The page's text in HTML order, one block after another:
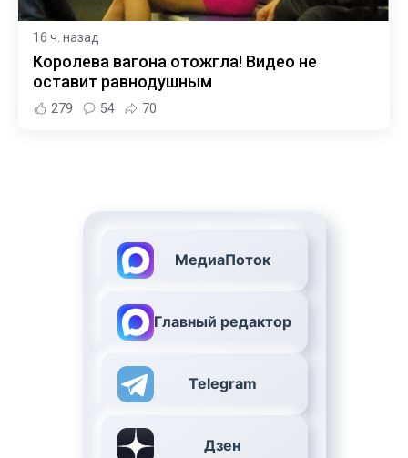
16 ч. назад
Королева вагона отожгла! Видео не
оставит равнодушным
279 54 70
МедиаПоток
Главный редактор
Telegram
Дзен